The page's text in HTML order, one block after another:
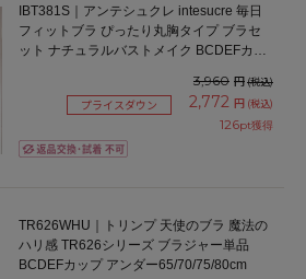
IBT381S｜アンテシュクレ intesucre 毎日
フィットブラ ぴったり丸胸タイプ ブラセ
ット ナチュラルバストメイク BCDEFカッ
3,960 円(税込)
プライスダウン 2,772 円 (税込)
126pt獲得
TR626WHU｜トリンプ 天使のブラ 魔法の
ハリ感 TR626シリーズ ブラジャー単品
BCDEFカップ アンダー65/70/75/80cm